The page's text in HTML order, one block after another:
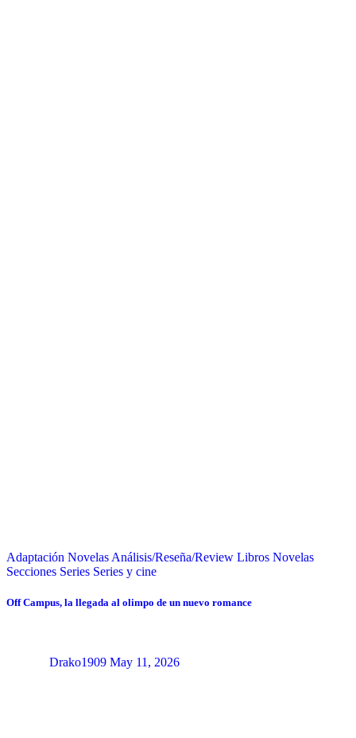
Adaptación Novelas Análisis/Reseña/Review Libros Novelas
Secciones Series Series y cine
Off Campus, la llegada al olimpo de un nuevo romance
Drako1909 May 11, 2026